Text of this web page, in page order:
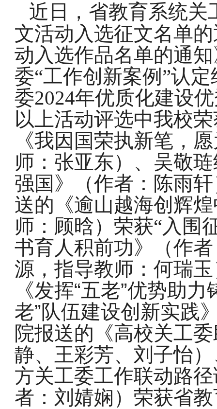
近日，省教育系统关
文活动入选征文名单
动入选作品名单的通
委“工作创新案例 ”认定
委2024年优质化建设
以上活动评选中我校
《我因国荣执新笔，
师：张亚东） 、 吴敬
强国》（作者：陈雨
送的《逾山越海创辉煌
师：顾晗） 荣获“入围
书育人积前功》（作
源，指导教师：何瑞玉
《发挥“五老”优势助力
老”队伍建设创新实践
院报送的《高校关工
静、王彩芳、刘子怡
方关工委工作联动路
者：刘婧娴） 荣获省